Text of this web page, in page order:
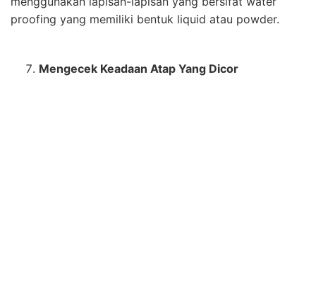
saat musim hujan dan lama-kelamaan akan
mengakibatkan kebocoran
komposisi bahan campuran bagian atap rumah saat